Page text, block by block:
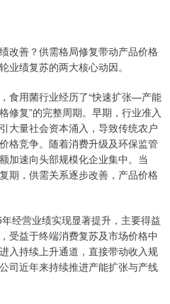
改善？供需格局修复带动产品价格
业绩复苏的两大核心动因。
食用菌行业经历了“快速扩张—产能
复”的完整周期。早期，行业准入
大量社会资本涌入，导致传统农户
格竞争。随着消费升级及环保监管
加速向头部规模化企业集中。当
期，供需关系逐步改善，产品价格
经营业绩实现显著提升，主要得益
受益于终端消费复苏及市场价格中
入持续上升通道，直接带动收入规
司近年来持续推进产能扩张与产线